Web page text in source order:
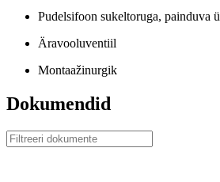
Pudelsifoon sukeltoruga, painduva
Äravooluventiil
Montaažinurgik
Dokumendid